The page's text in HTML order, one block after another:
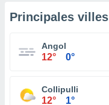
Principales villes
Angol
12° 0°
Collipulli
12° 1°